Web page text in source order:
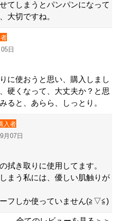
てしまうとパンパンになって
大切ですね。
日
に使おうと思い、購入しまし
硬くなって、大丈夫か？と思
ると、あらら、しっとり。
入者
月07日
拭き取りに使用してます。
まう私には、優しい肌触りが
フしか使っていません(≧▽≦)